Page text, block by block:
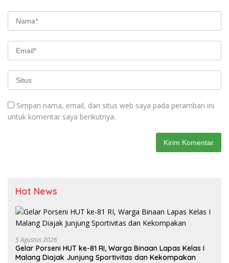
Simpan nama, email, dan situs web saya pada peramban ini
untuk komentar saya berikutnya.
Hot News
5 Agustus 2026
Gelar Porseni HUT ke-81 RI, Warga Binaan Lapas Kelas I
Malang Diajak Junjung Sportivitas dan Kekompakan